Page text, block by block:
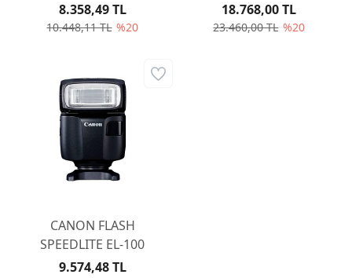
10.448,11 TL %20
8.358,49 TL
23.460,00 TL %20
18.768,00 TL
CANON FLASH
SPEEDLITE EL-100
9.574,48 TL